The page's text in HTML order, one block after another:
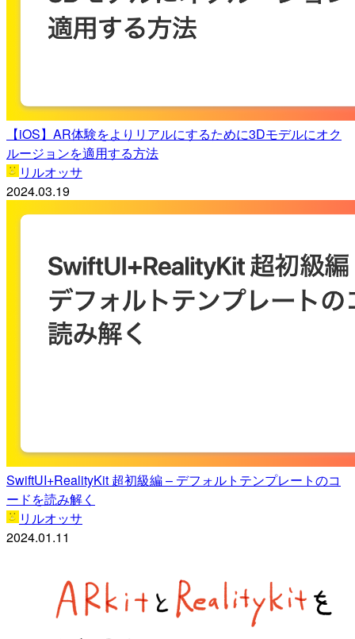
【iOS】AR体験をよりリアルにするために3Dモデルにオク
ルージョンを適用する方法
リルオッサ
2024.03.19
SwiftUI+RealityKit 超初級編 – デフォルトテンプレートのコ
ードを読み解く
リルオッサ
2024.01.11